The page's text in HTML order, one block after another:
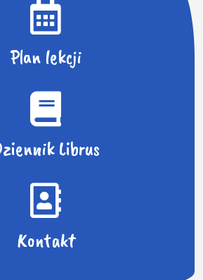
Plan lekcji
Librus
Kontakt